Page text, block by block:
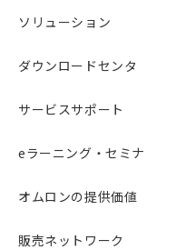
ソリューション
ダウンロードセンタ
サービスサポート
eラーニング・セミナ
オムロンの提供価値
販売ネットワーク